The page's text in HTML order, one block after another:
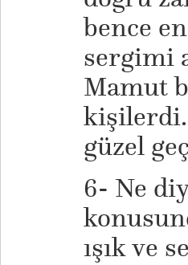
bence
sergimi
Mamut
kişilerdi.
güzel
6- Ne
ışık ve